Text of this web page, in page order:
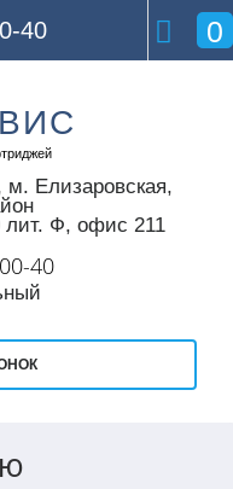
м. Елизаровская,
лит. Ф, офис 211
40
40 0